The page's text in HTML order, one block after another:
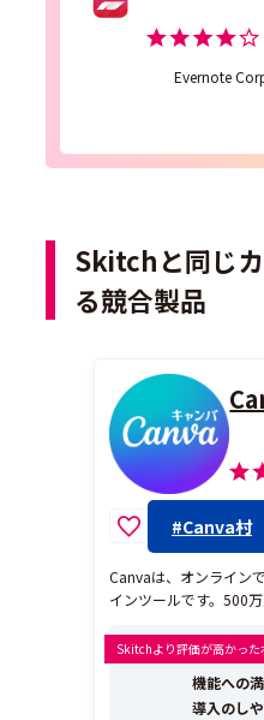
Evernote
Skitchと同じ
る競合製品
#Canva村
Canvaは、オンライン
インツールです。500
し、ドラッグ＆ドロッ
ンを作成できます。 Canvaの特長は、デザインの経験が
ない人でも、短時間で
Skitchより評価が高かった
機能への
導入のし